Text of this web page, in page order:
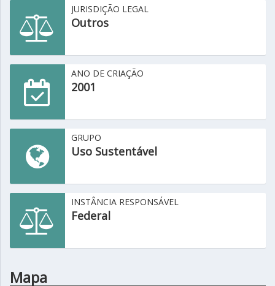
JURISDIÇÃO LEGAL
Outros
ANO DE CRIAÇÃO
2001
GRUPO
Uso Sustentável
INSTÂNCIA RESPONSÁVEL
Federal
Mapa